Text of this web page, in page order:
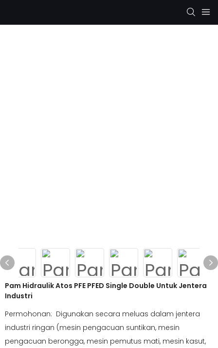
Pam Hidraulik Atos PFE PFED Single Double Untuk Jentera
Industri
Permohonan: Digunakan secara meluas dalam jentera
industri ringan (mesin pengacuan suntikan, mesin
pengacuan berongga, mesin pemutus mati, mesin kasut,